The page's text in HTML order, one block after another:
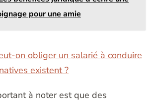
pour une amie
on obliger un salarié à conduire
existent ?
à noter est que des